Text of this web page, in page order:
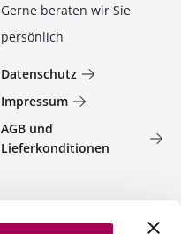
Gerne beraten wir Sie
persönlich
Datenschutz
Impressum
AGB und
Lieferkonditionen